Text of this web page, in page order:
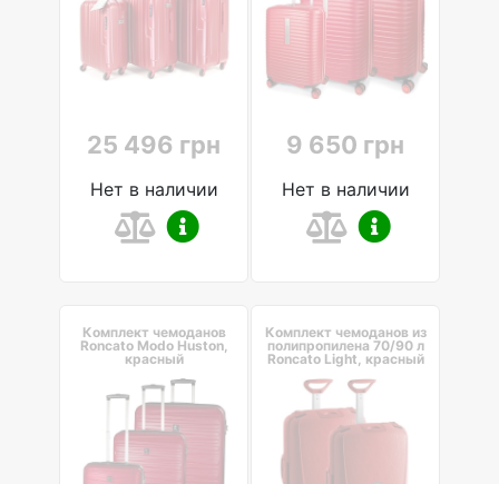
25 496 грн
Нет в наличии
9 650 грн
Нет в наличии
Комплект чемоданов
Roncato Modo Huston,
красный
Комплект чемоданов из
полипропилена 70/90 л
Roncato Light, красный